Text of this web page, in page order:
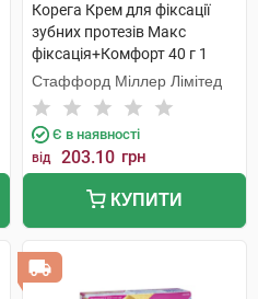
Корега Крем для фіксації
зубних протезів Макс
фіксація+Комфорт 40 г 1
туба
Стаффорд Міллер Лімітед
Є в наявності
від 203.10 грн
КУПИТИ